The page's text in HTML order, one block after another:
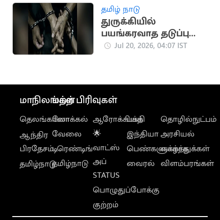
எச்சரிக்கை
தமிழ் நாடு
துருக்கியில்
பயங்கரவாத தடுப்பு
நடவடிக்கை: 119 ஐ.எஸ்.
Jul 20, 2026, 04:07 IST
மாநிலங்கள்
தெலங்கானா
ஆந்திர
பிரதேசம்
தமிழ்நாடு
மற்ற பிரிவுகள்
லோக்கல்
வேலை
டிரெண்டிங்
தமிழ்நாடு
ஆரோக்கியம்
🌟
வாட்ஸ்
அப்
STATUS
பொழுதுப்போக்கு
குற்றம்
பக்தி
இந்தியா
பெண்களுக்காக
வைரல்
தொழில்நுட்பம்
அரசியல்
வாழ்த்துக்கள்
விளம்பரங்கள்